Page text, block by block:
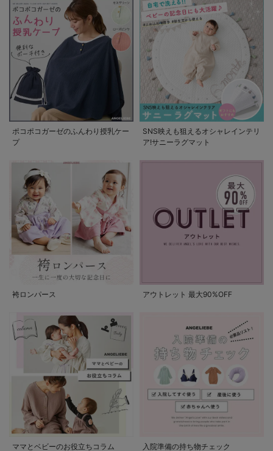
ポコポコガーゼのふんわり授乳ケー
プ
SNS映えも狙えるオシャレインテリ
ア!サニーラグマット
袴ロンパース アウトレット 最大90%OFF
ママとベビーのお役立ちコラム 入院準備の持ち物チェック